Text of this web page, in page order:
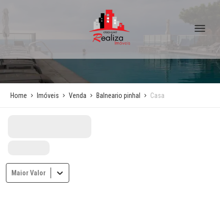
Home Imóveis Venda Balneario pinhal Casa
Maior Valor